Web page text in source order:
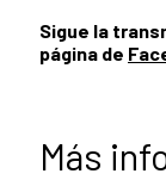
Sigue la
página de
Más